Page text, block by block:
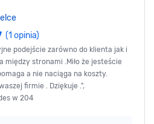
(1 opinia)
podejście zarówno do klienta jak i
między stronami .Miło że jesteście
a nie naciąga na koszty.
firmie . Dziękuje .",
w 204